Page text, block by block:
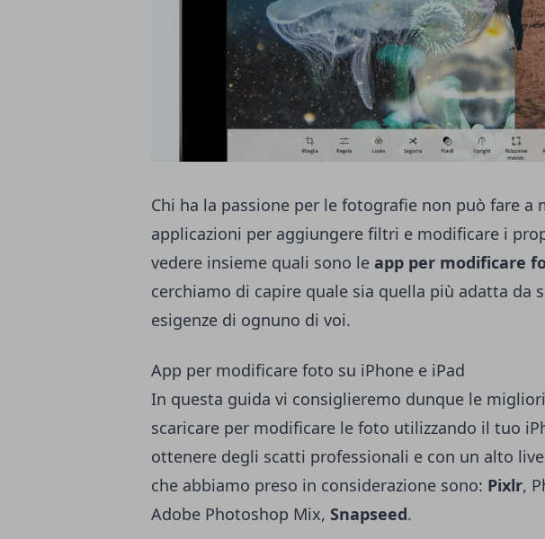
Chi ha la passione per le fotografie non può fare a
applicazioni per aggiungere filtri e modificare i
vedere insieme quali sono le app per modificare
cerchiamo di capire quale sia quella più adatta da
esigenze di ognuno di voi.
App per modificare foto su iPhone e iPad
In questa guida vi consiglieremo dunque le
scaricare per modificare le foto utilizzando il tuo
ottenere degli scatti professionali e con un alto
che abbiamo preso in considerazione sono: Pixlr,
Adobe Photoshop Mix, Snapseed.